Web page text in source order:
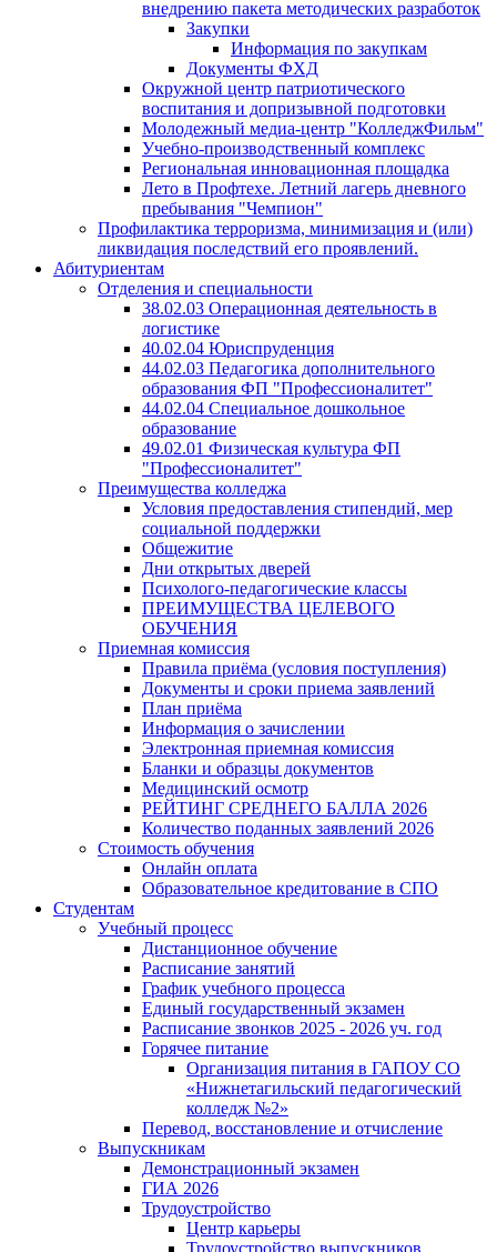
внедрению пакета методических разработок
Закупки
Информация по закупкам
Документы ФХД
Окружной центр патриотического
воспитания и допризывной подготовки
Молодежный медиа-центр "КолледжФильм"
Учебно-производственный комплекс
Региональная инновационная площадка
Лето в Профтехе. Летний лагерь дневного
пребывания "Чемпион"
Профилактика терроризма, минимизация и (или)
ликвидация последствий его проявлений.
Абитуриентам
Отделения и специальности
38.02.03 Операционная деятельность в
логистике
40.02.04 Юриспруденция
44.02.03 Педагогика дополнительного
образования ФП "Профессионалитет"
44.02.04 Специальное дошкольное
образование
49.02.01 Физическая культура ФП
"Профессионалитет"
Преимущества колледжа
Условия предоставления стипендий, мер
социальной поддержки
Общежитие
Дни открытых дверей
Психолого-педагогические классы
ПРЕИМУЩЕСТВА ЦЕЛЕВОГО
ОБУЧЕНИЯ
Приемная комиссия
Правила приёма (условия поступления)
Документы и сроки приема заявлений
План приёма
Информация о зачислении
Электронная приемная комиссия
Бланки и образцы документов
Медицинский осмотр
РЕЙТИНГ СРЕДНЕГО БАЛЛА 2026
Количество поданных заявлений 2026
Стоимость обучения
Онлайн оплата
Образовательное кредитование в СПО
Студентам
Учебный процесс
Дистанционное обучение
Расписание занятий
График учебного процесса
Единый государственный экзамен
Расписание звонков 2025 - 2026 уч. год
Горячее питание
Организация питания в ГАПОУ СО
«Нижнетагильский педагогический
колледж №2»
Перевод, восстановление и отчисление
Выпускникам
Демонстрационный экзамен
ГИА 2026
Трудоустройство
Центр карьеры
Трудоустройство выпускников